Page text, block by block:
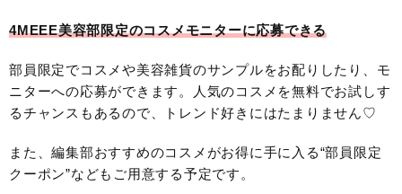
4MEEE美容部限定のコスメモニターに応募できる
部員限定でコスメや美容雑貨のサンプルをお配りしたり、モ
ニターへの応募ができます。人気のコスメを無料でお試しす
るチャンスもあるので、トレンド好きにはたまりません♡
また、編集部おすすめのコスメがお得に手に入る“部員限定
クーポン”などもご用意する予定です。